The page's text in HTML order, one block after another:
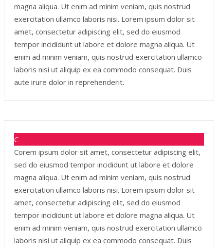
magna aliqua. Ut enim ad minim veniam, quis nostrud
exercitation ullamco laboris nisi. Lorem ipsum dolor sit
amet, consectetur adipiscing elit, sed do eiusmod
tempor incididunt ut labore et dolore magna aliqua. Ut
enim ad minim veniam, quis nostrud exercitation ullamco
laboris nisi ut aliquip ex ea commodo consequat. Duis
aute irure dolor in reprehenderit.
C
Corem ipsum dolor sit amet, consectetur adipiscing elit,
sed do eiusmod tempor incididunt ut labore et dolore
magna aliqua. Ut enim ad minim veniam, quis nostrud
exercitation ullamco laboris nisi. Lorem ipsum dolor sit
amet, consectetur adipiscing elit, sed do eiusmod
tempor incididunt ut labore et dolore magna aliqua. Ut
enim ad minim veniam, quis nostrud exercitation ullamco
laboris nisi ut aliquip ex ea commodo consequat. Duis